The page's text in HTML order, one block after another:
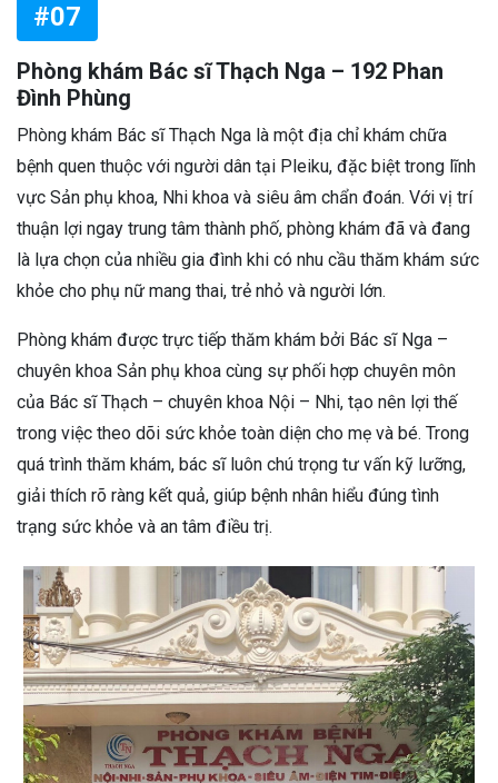
#07
Phòng khám Bác sĩ Thạch Nga – 192 Phan
Đình Phùng
Phòng khám Bác sĩ Thạch Nga là một địa chỉ khám chữa
bệnh quen thuộc với người dân tại Pleiku, đặc biệt trong lĩnh
vực Sản phụ khoa, Nhi khoa và siêu âm chẩn đoán. Với vị trí
thuận lợi ngay trung tâm thành phố, phòng khám đã và đang
là lựa chọn của nhiều gia đình khi có nhu cầu thăm khám sức
khỏe cho phụ nữ mang thai, trẻ nhỏ và người lớn.
Phòng khám được trực tiếp thăm khám bởi Bác sĩ Nga –
chuyên khoa Sản phụ khoa cùng sự phối hợp chuyên môn
của Bác sĩ Thạch – chuyên khoa Nội – Nhi, tạo nên lợi thế
trong việc theo dõi sức khỏe toàn diện cho mẹ và bé. Trong
quá trình thăm khám, bác sĩ luôn chú trọng tư vấn kỹ lưỡng,
giải thích rõ ràng kết quả, giúp bệnh nhân hiểu đúng tình
trạng sức khỏe và an tâm điều trị.